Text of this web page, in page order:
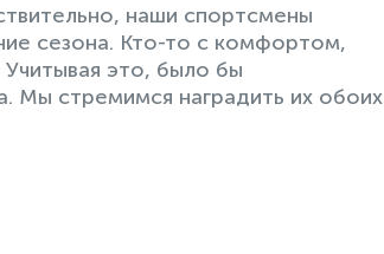
наши спортсмены
сезона. Кто-то с комфортом,
это, было бы
Мы стремимся наградить их обоих